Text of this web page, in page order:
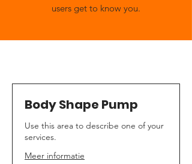
users get to know you.
Body Shape Pump
Use this area to describe one of your
services.
Meer informatie